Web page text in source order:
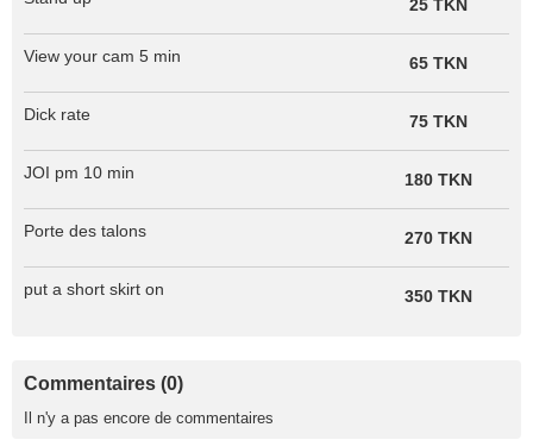
25 TKN
View your cam 5 min 65 TKN
Dick rate 75 TKN
JOI pm 10 min 180 TKN
Porte des talons 270 TKN
put a short skirt on 350 TKN
Commentaires (0)
Il n'y a pas encore de commentaires